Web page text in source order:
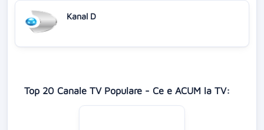
Kanal D
Top 20 Canale TV Populare - Ce e ACUM la TV: